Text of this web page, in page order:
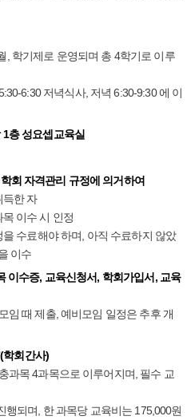
, 학기제로 운영되며 총 4학기로 이루
6:30 저녁식사, 저녁 6:30-9:30 에 이
층 성요셉교육실
회 자격관리 규정에 의거하여
득한 자
이수 시 인정
수료해야 하며, 아직 수료하지 않았
이수
이수증, 교육신청서, 학회가입서, 교육
임 때 제출, 예비모임 일정은 추후 개
학회간사)
과목 4과목으로 이루어지며, 필수 교
행되며, 한 과목당 교육비는 175,000원